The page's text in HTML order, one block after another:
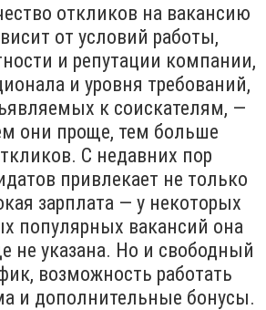
откликов на вакансию
от условий работы,
и репутации компании,
и уровня требований,
к соискателям, —
они проще, тем больше
С недавних пор
привлекает не только
зарплата — у некоторых
популярных вакансий она
не указана. Но и свободный
возможность работать
и дополнительные бонусы.